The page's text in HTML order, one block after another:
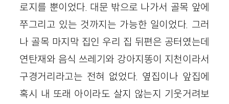
로지를 뿐이었다. 대문 밖으로 나가서 골목 앞에
쭈그리고 있는 것까지는 가능한 일이었다. 그러
나 골목 마지막 집인 우리 집 뒤편은 공터였는데
연탄재와 음식 쓰레기와 강아지똥이 지천이라서
구경거리라고는 전혀 없었다. 옆집이나 앞집에
혹시 내 또래 아이라도 살지 않는지 기웃거려보